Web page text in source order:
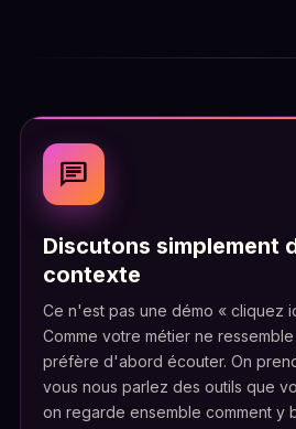
chat
Discutons simplement
contexte
Ce n'est pas une démo « cliquez
Comme votre métier ne
préfère d'abord écouter. On
vous nous parlez des outils que
on regarde ensemble comment y